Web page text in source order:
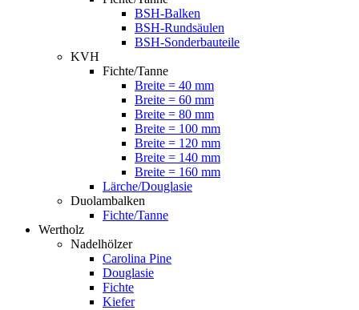
BSH-Balken
BSH-Rundsäulen
BSH-Sonderbauteile
KVH
Fichte/Tanne
Breite = 40 mm
Breite = 60 mm
Breite = 80 mm
Breite = 100 mm
Breite = 120 mm
Breite = 140 mm
Breite = 160 mm
Lärche/Douglasie
Duolambalken
Fichte/Tanne
Wertholz
Nadelhölzer
Carolina Pine
Douglasie
Fichte
Kiefer